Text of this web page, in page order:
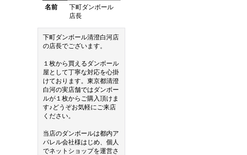
名前
下町ダンボール
店長
下町ダンボール清澄白河店
の店長でございます。
１枚から買えるダンボール
屋として丁寧な対応を心掛
けております。東京都清澄
白河の実店舗ではダンボー
ルが１枚からご購入頂けま
す♪どうぞお気軽にご来店
ください。
当店のダンボールは都内ア
パレル会社様はじめ、個人
でネットショップを運営さ